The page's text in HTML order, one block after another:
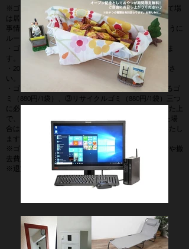
※ゴミは基本的にお持ち帰り下さい。(1階のゴミ捨て場
は居住者専用です。)
事情により廃棄を依頼する場合は、分別は以下のように
ルールがあります。
・ゴミ袋20ℓ 1袋に対して880円にてお受けしておりま
す。
・20リットルを超える場合は必要枚数をお選びくださ
い。
・ゴミの分別は、 ①生ごみ（880円/1袋）、②燃えるゴ
ミ（880円/1袋）、③リサイクルゴミ（880円/1袋）三つ
に必ず分け（例＞合計2640円）ゴミ袋の口をしばった上
で、ゴミ箱に入れて下さい。 縛らず混ぜて放置した場
合は、分離作業として1枚(20ℓ)ごとに550円を請求いたし
ます。
※ゴミを残されたり汚したまま退出した場合、掃除や撤
去費用が別途かかります。
※退室30分前まで掃除や整理を済ませてください。